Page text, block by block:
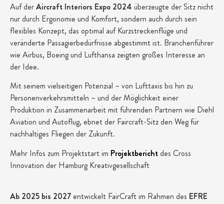
Auf derAircraft Interiors Expo 2024 überzeugte der Sitz nicht
nur durch Ergonomie und Komfort, sondern auch durch sein
flexibles Konzept, das optimal auf Kurzstreckenflüge und
veränderte Passagierbedürfnisse abgestimmt ist. Branchenführer
wie Airbus, Boeing und Lufthansa zeigten großes Interesse an
der Idee.
Mit seinem vielseitigen Potenzial – von Lufttaxis bis hin zu
Personenverkehrsmitteln – und der Möglichkeit einer
Produktion in Zusammenarbeit mit führenden Partnern wie Diehl
Aviation und Autoflug, ebnet der Faircraft-Sitz den Weg für
nachhaltiges Fliegen der Zukunft.
Mehr Infos zum Projektstart im Projektbericht des Cross
Innovation der Hamburg Kreativgesellschaft
Ab 2025 bis 2027 entwickelt FairCraft im Rahmen des EFRE